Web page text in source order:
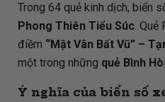
Trong 64 quẻ kinh dịch, biển
Phong Thiên Tiểu Súc. Quẻ
điềm “Mật Vân Bất Vũ” –
một trong những quẻ Bình
Ý nghĩa của biển số